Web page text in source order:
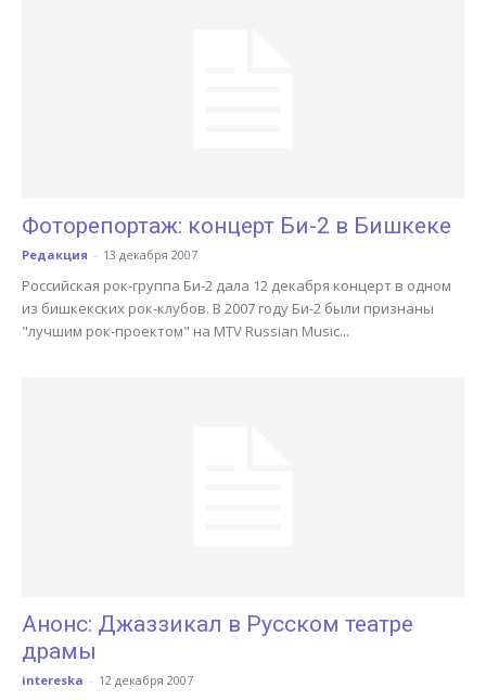
Фоторепортаж: концерт Би-2 в Бишкеке
Редакция - 13 декабря 2007
Российская рок-группа Би-2 дала 12 декабря концерт в одном
из бишкекских рок-клубов. В 2007 году Би-2 были признаны
"лучшим рок-проектом" на MTV Russian Music...
Анонс: Джаззикал в Русском театре
драмы
intereska - 12 декабря 2007